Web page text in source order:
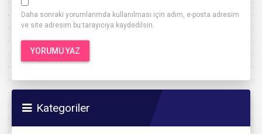
Daha sonraki yorumlarımda kullanılması için adım, e-posta adresim
ve site adresim bu tarayıcıya kaydedilsin.
Kategoriler